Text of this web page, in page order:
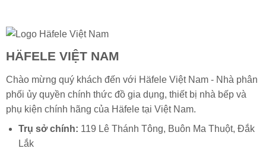
HÄFELE VIỆT NAM
Chào mừng quý khách đến với Häfele Việt Nam - Nhà phân
phối ủy quyền chính thức đồ gia dụng, thiết bị nhà bếp và
phụ kiện chính hãng của Häfeletại Việt Nam.
Trụ sở chính: 119 Lê Thánh Tông, Buôn Ma Thuột, Đắk
Lắk